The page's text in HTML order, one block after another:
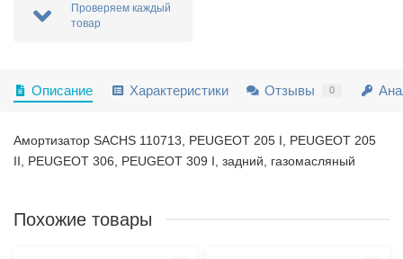
Проверяем каждый
товар
Описание Характеристики Отзывы 0
Амортизатор SACHS 110713, PEUGEOT 205 I, PEUGEOT 205
II, PEUGEOT 306, PEUGEOT 309 I, задний, газомасляный
Похожие товары